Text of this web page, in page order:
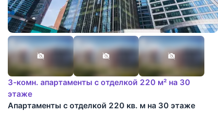
3-комн. апартаменты с отделкой 220 м² на 30
этаже
Апартаменты с отделкой 220 кв. м на 30 этаже